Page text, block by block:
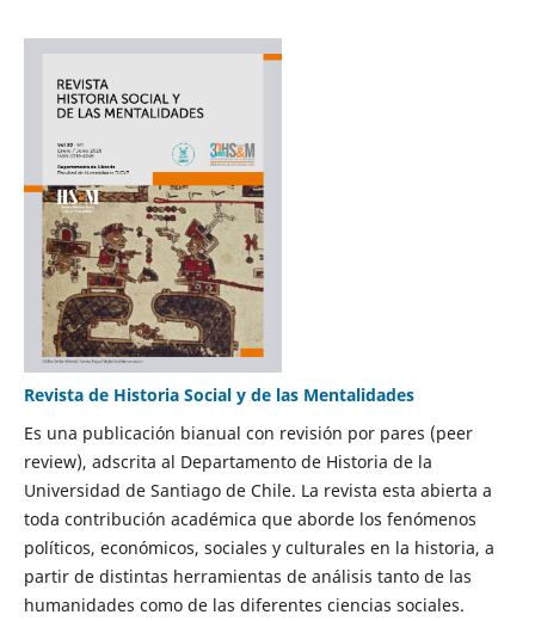
Revista de Historia Social y de las Mentalidades
Es una publicación bianual con revisión por pares (peer
review), adscrita al Departamento de Historia de la
Universidad de Santiago de Chile. La revista esta abierta a
toda contribución académica que aborde los fenómenos
políticos, económicos, sociales y culturales en la historia, a
partir de distintas herramientas de análisis tanto de las
humanidades como de las diferentes ciencias sociales.